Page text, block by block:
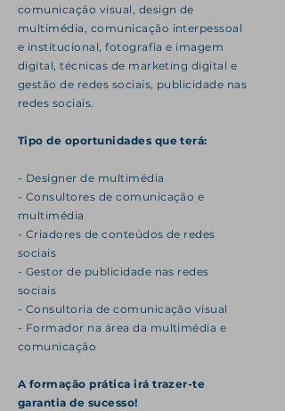
comunicação visual, design de
multimédia, comunicação interpessoal
e institucional, fotografia e imagem
digital, técnicas de marketing digital e
gestão de redes sociais, publicidade nas
redes sociais.
Tipo de oportunidades que terá:
- Designer de multimédia
- Consultores de comunicação e
multimédia
- Criadores de conteúdos de redes
sociais
- Gestor de publicidade nas redes
sociais
- Consultoria de comunicação visual
- Formador na área da multimédia e
comunicação
A formação prática irá trazer-te
garantia de sucesso!